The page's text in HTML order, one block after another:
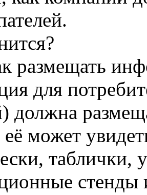
размещать
для
должна
её может
таблички,
стенды